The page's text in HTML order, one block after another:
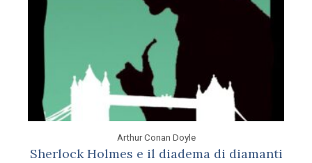
Arthur Conan Doyle
Sherlock Holmes e il diadema di diamanti